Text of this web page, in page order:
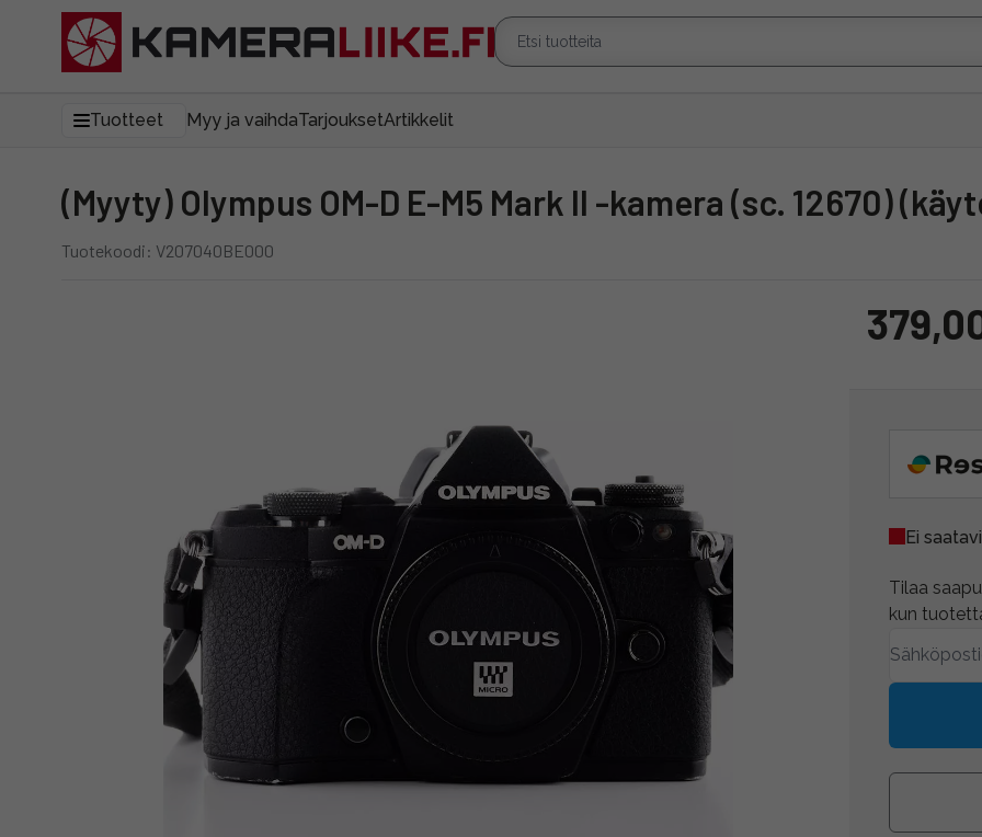
Tuotteet Myy ja vaihdaTarjouksetArtikkelit
(Myyty) Olympus OM-D E-M5 Mark II -kamera (sc. 12670)
Tuotekoodi: V207040BE000
Ei
Tilaa
kun